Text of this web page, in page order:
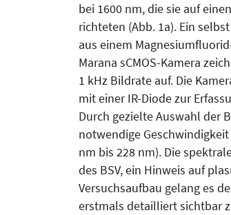
bei 1600 nm, die sie auf
richteten (Abb. 1a). Ein
aus einem
Marana sCMOS-Kamera
1 kHz Bildrate auf. Die
mit einer IR-Diode zur
Durch gezielte Auswahl der
notwendige
nm bis 228 nm). Die
des BSV, ein Hinweis auf
Versuchsaufbau gelang es
erstmals detailliert sichtbar